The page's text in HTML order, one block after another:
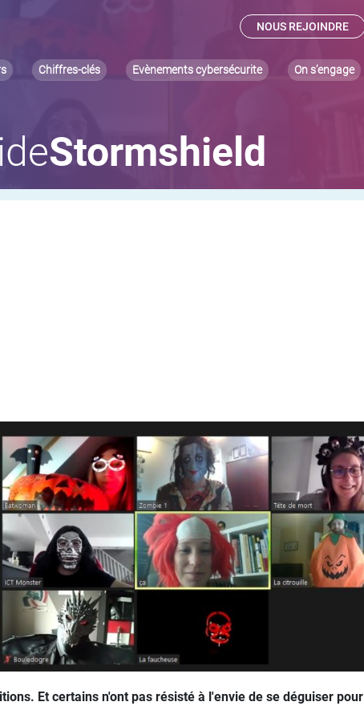
NOUS REJOINDRE
Chiffres-clés Evènements cybersécurite On s’engage
Stormshield
Et certains n'ont pas résisté à l'envie de se déguiser pour